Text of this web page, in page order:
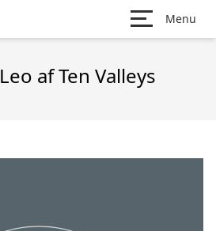
Menu
af Ten Valleys